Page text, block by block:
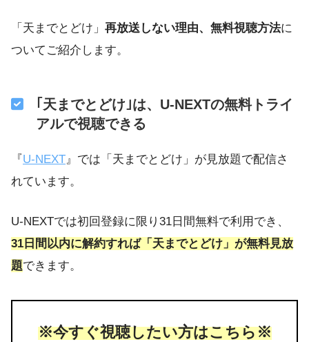
「天までとどけ」 再放送しない理由、無料視聴方法に
ついてご紹介します。
｢天までとどけ｣は、U-NEXTの無料トライ
アルで視聴できる
『U-NEXT』では「天までとどけ」が見放題で配信さ
れています。
U-NEXTでは初回登録に限り31日間無料で利用でき、
31日間以内に解約すれば「天までとどけ」が無料見放
題できます。
※今すぐ視聴したい方はこちら※